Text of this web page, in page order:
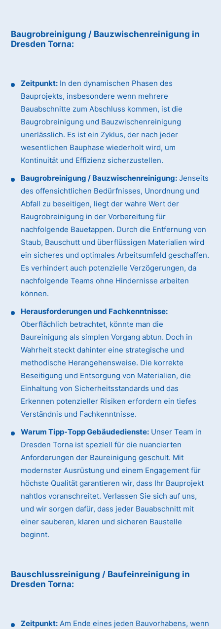
Baugrobreinigung / Bauzwischenreinigung in
Dresden Torna:
Zeitpunkt: In den dynamischen Phasen des
Bauprojekts, insbesondere wenn mehrere
Bauabschnitte zum Abschluss kommen, ist die
Baugrobreinigung und Bauzwischenreinigung
unerlässlich. Es ist ein Zyklus, der nach jeder
wesentlichen Bauphase wiederholt wird, um
Kontinuität und Effizienz sicherzustellen.
Baugrobreinigung / Bauzwischenreinigung: Jenseits
des offensichtlichen Bedürfnisses, Unordnung und
Abfall zu beseitigen, liegt der wahre Wert der
Baugrobreinigung in der Vorbereitung für
nachfolgende Bauetappen. Durch die Entfernung von
Staub, Bauschutt und überflüssigen Materialien wird
ein sicheres und optimales Arbeitsumfeld geschaffen.
Es verhindert auch potenzielle Verzögerungen, da
nachfolgende Teams ohne Hindernisse arbeiten
können.
Herausforderungen und Fachkenntnisse:
Oberflächlich betrachtet, könnte man die
Baureinigung als simplen Vorgang abtun. Doch in
Wahrheit steckt dahinter eine strategische und
methodische Herangehensweise. Die korrekte
Beseitigung und Entsorgung von Materialien, die
Einhaltung von Sicherheitsstandards und das
Erkennen potenzieller Risiken erfordern ein tiefes
Verständnis und Fachkenntnisse.
Warum Tipp-Topp Gebäudedienste: Unser Team in
Dresden Torna ist speziell für die nuancierten
Anforderungen der Baureinigung geschult. Mit
modernster Ausrüstung und einem Engagement für
höchste Qualität garantieren wir, dass Ihr Bauprojekt
nahtlos voranschreitet. Verlassen Sie sich auf uns,
und wir sorgen dafür, dass jeder Bauabschnitt mit
einer sauberen, klaren und sicheren Baustelle
beginnt.
Bauschlussreinigung / Baufeinreinigung in
Dresden Torna:
Zeitpunkt: Am Ende eines jeden Bauvorhabens, wenn